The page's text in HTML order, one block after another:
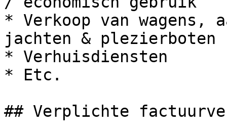
* Verkoop van wagens,
jachten & plezierboten
* Verhuisdiensten
* Etc.
## Verplichte